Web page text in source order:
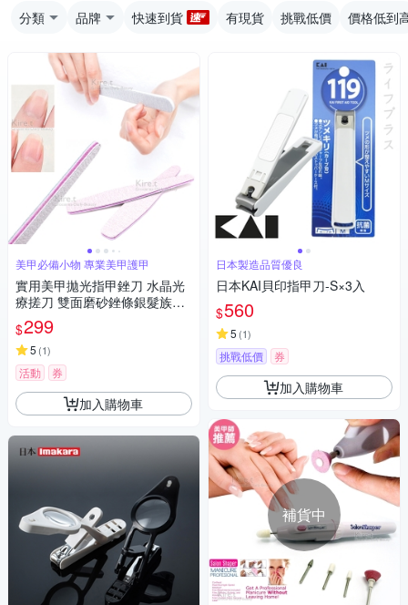
分類 品牌 快速到貨 有現貨 挑戰低價 價格低到
美甲必備小物 專業美甲護甲
實用美甲拋光指甲銼刀 水晶光
療搓刀 雙面磨砂銼條銀髮族護
理-超值4入 kiret
$299
5 (1)
活動 券
加入購物車
日本製造品質優良
日本KAI貝印指甲刀-S×3入
$560
5 (1)
挑戰低價 券
加入購物車
補貨中